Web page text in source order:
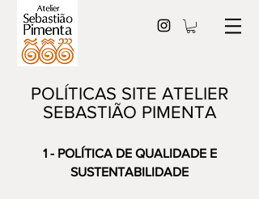
POLÍTICAS SITE ATELIER
SEBASTIÃO PIMENTA
1 - POLÍTICA DE QUALIDADE E
SUSTENTABILIDADE